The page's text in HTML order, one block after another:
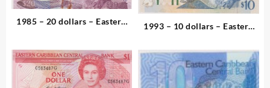
1985 – 20 dollars – Eastern
1993 – 10 dollars – Eastern